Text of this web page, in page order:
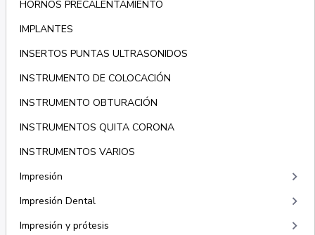
HORNOS PRECALENTAMIENTO
IMPLANTES
INSERTOS PUNTAS ULTRASONIDOS
INSTRUMENTO DE COLOCACIÓN
INSTRUMENTO OBTURACIÓN
INSTRUMENTOS QUITA CORONA
INSTRUMENTOS VARIOS
Impresión
keyboard_arrow_right
Impresión Dental keyboard_arrow_right
Impresión y prótesis keyboard_arrow_right